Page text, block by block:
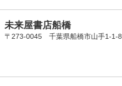
未来屋書店船橋
〒273-0045 千葉県船橋市山手1-1-8